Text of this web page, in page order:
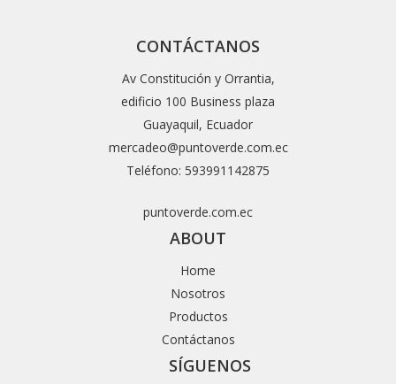
CONTÁCTANOS
Av Constitución y Orrantia,
edificio 100 Business plaza
Guayaquil, Ecuador
mercadeo@puntoverde.com.ec
Teléfono: 593991142875
puntoverde.com.ec
ABOUT
Home
Nosotros
Productos
Contáctanos
SÍGUENOS